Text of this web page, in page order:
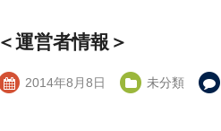
＜運営者情報＞
2014年8月8日 未分類